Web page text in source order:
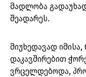
მადლობა
შეადარეს.
მიუხედავად
დაკავშირებით
ვრცელდებოდა,